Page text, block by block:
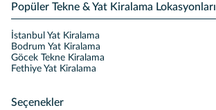
Popüler Tekne & Yat Kiralama Lokasyonları
İstanbul Yat Kiralama
Bodrum Yat Kiralama
Göcek Tekne Kiralama
Fethiye Yat Kiralama
Seçenekler